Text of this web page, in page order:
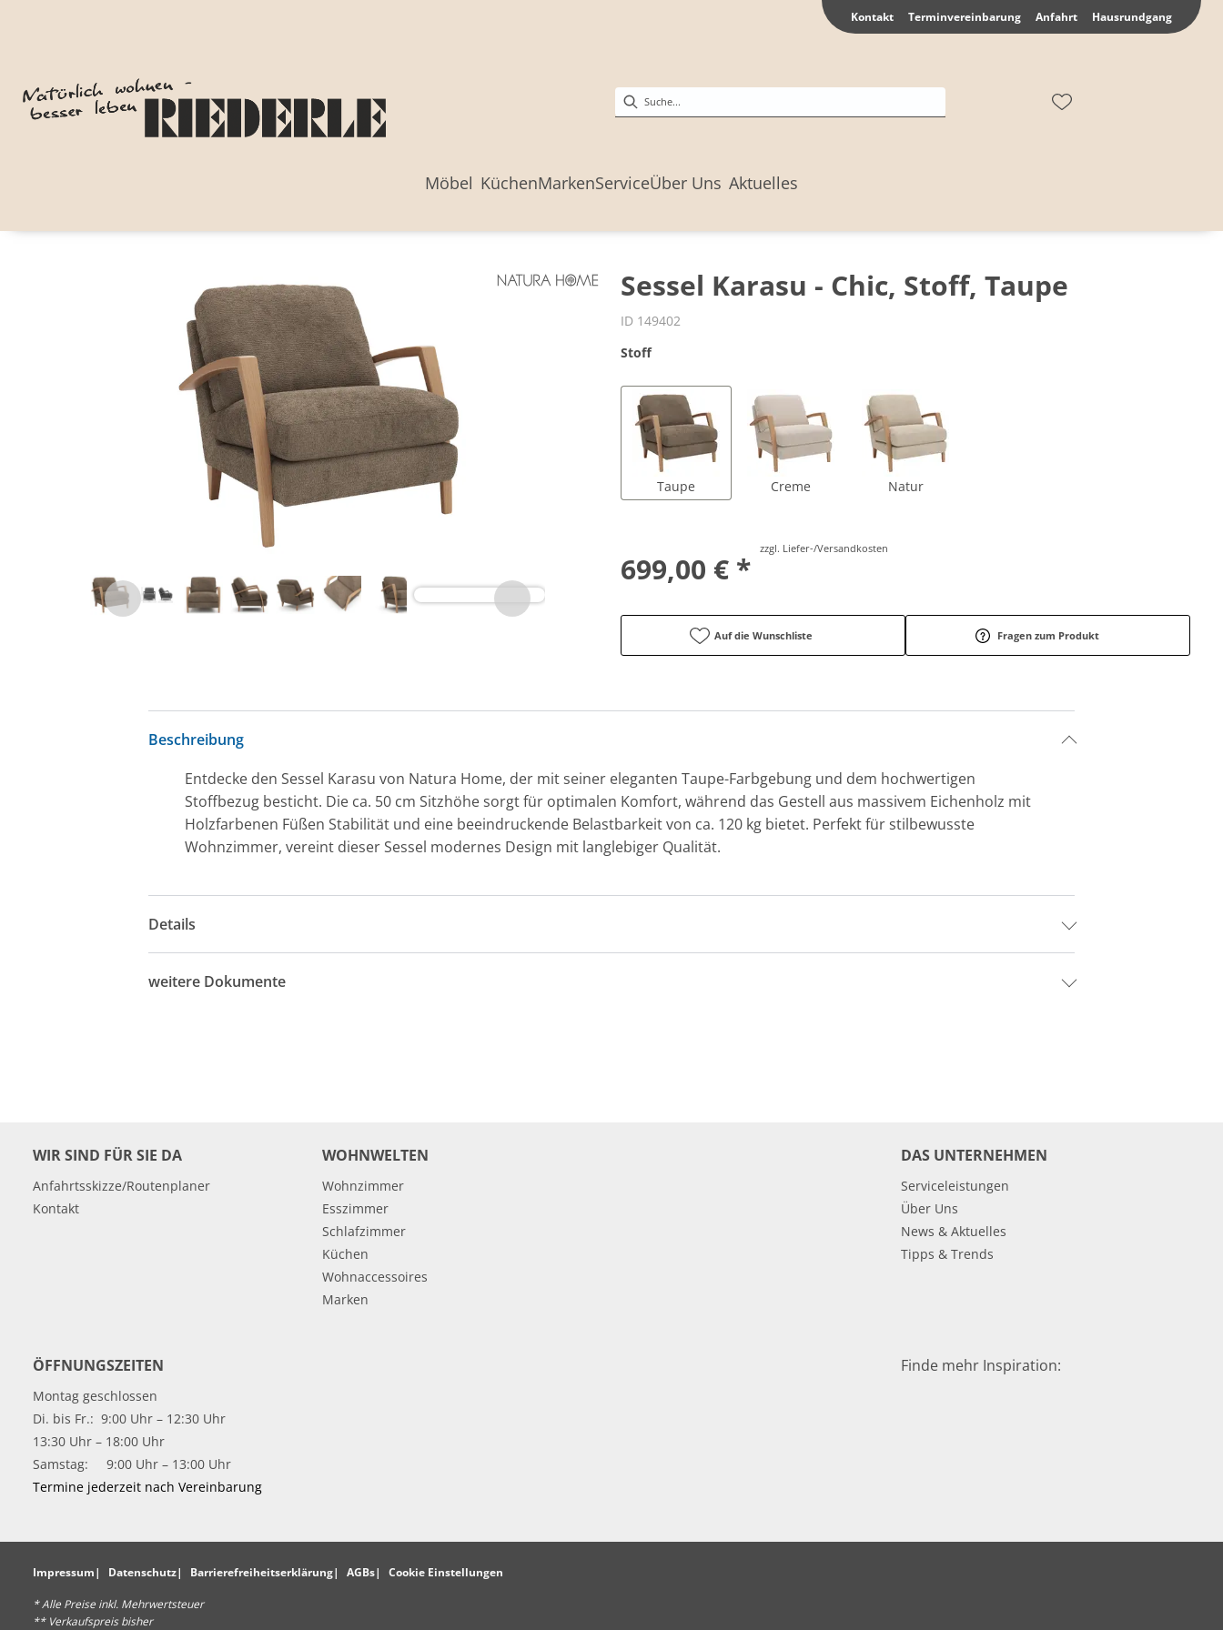
Kontakt Terminvereinbarung Anfahrt Hausrundgang
Möbel KüchenMarkenServiceÜber Uns Aktuelles
Sessel Karasu - Chic, Stoff, Taupe
ID 149402
Stoff
Taupe Creme Natur
699,00 € *
zzgl. Liefer-/Versandkosten
Auf die Wunschliste Fragen zum Produkt
Beschreibung
Entdecke den Sessel Karasu von Natura Home, der mit seiner eleganten Taupe-Farbgebung und dem hochwertigen
Stoffbezug besticht. Die ca. 50 cm Sitzhöhe sorgt für optimalen Komfort, während das Gestell aus massivem Eichenholz mit
Holzfarbenen Füßen Stabilität und eine beeindruckende Belastbarkeit von ca. 120 kg bietet. Perfekt für stilbewusste
Wohnzimmer, vereint dieser Sessel modernes Design mit langlebiger Qualität.
Details
weitere Dokumente
WIR SIND FÜR SIE DA
Anfahrtsskizze/Routenplaner
Kontakt
WOHNWELTEN
Wohnzimmer
Esszimmer
Schlafzimmer
Küchen
Wohnaccessoires
Marken
DAS UNTERNEHMEN
Serviceleistungen
Über Uns
News & Aktuelles
Tipps & Trends
ÖFFNUNGSZEITEN
Montag geschlossen
Di. bis Fr.: 9:00 Uhr – 12:30 Uhr
13:30 Uhr – 18:00 Uhr
Samstag: 9:00 Uhr – 13:00 Uhr
Termine jederzeit nach Vereinbarung
Finde mehr Inspiration:
Impressum Datenschutz Barrierefreiheitserklärung AGBs Cookie Einstellungen
* Alle Preise inkl. Mehrwertsteuer
** Verkaufspreis bisher